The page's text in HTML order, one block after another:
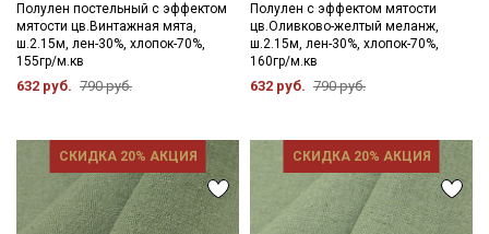
Полулен постельный с эффектом
мятости цв.Винтажная мята,
ш.2.15м, лен-30%, хлопок-70%,
155гр/м.кв
632 руб. 790 руб.
Полулен с эффектом мятости
цв.Оливково-желтый меланж,
ш.2.15м, лен-30%, хлопок-70%,
160гр/м.кв
632 руб. 790 руб.
СКИДКА 20% АКЦИЯ СКИДКА 20% АКЦИЯ